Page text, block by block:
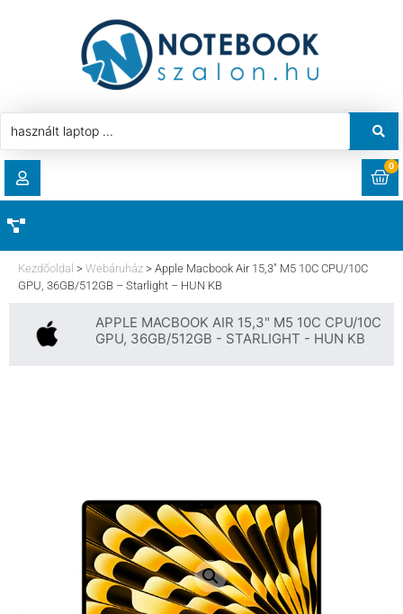
LETÖLTÉSEK
CÍMEK
0
HASZNÁLT LAPTOP
AKCIÓ
LAPTOP SZERVIZ
Kezdőoldal > Webáruház > Apple Macbook Air 15,3″ M5 10C CPU/10C
GPU, 36GB/512GB – Starlight – HUN KB
APPLE MACBOOK AIR 15,3" M5 10C CPU/10C
GPU, 36GB/512GB - STARLIGHT - HUN KB